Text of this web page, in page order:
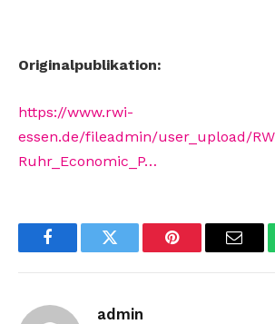
Originalpublikation:
https://www.rwi-
essen.de/fileadmin/user_upload/
Ruhr_Economic_P…
FacebookTwitter Pinterest Email
admin